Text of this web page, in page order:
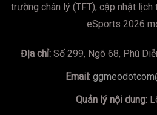
trường chân lý (TFT), cập nhật
eSports 2026
Địa chỉ:Số 299, Ngõ 68, Phú
Email:
Quản lý nội dung: